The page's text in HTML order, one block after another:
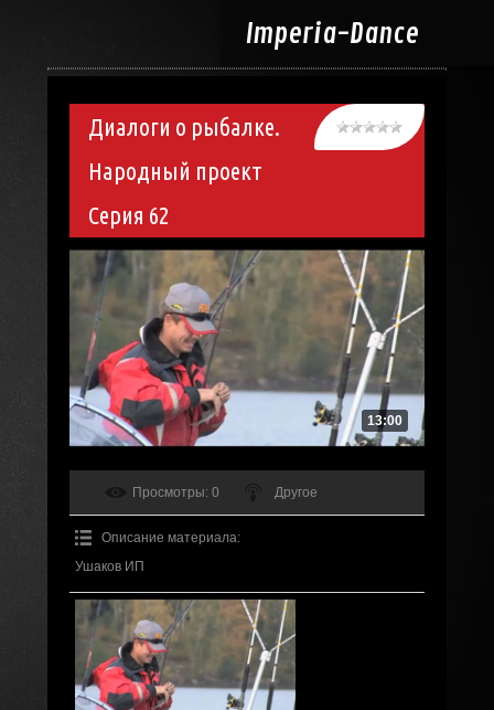
Imperia-Dance
Диалоги о рыбалке.
Народный проект
Серия 62
13:00
Просмотры: 0 Другое
Описание материала:
Ушаков ИП